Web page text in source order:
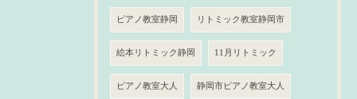
ピアノ教室静岡 リトミック教室静岡市
絵本リトミック静岡 11月リトミック
ピアノ教室大人 静岡市ピアノ教室大人